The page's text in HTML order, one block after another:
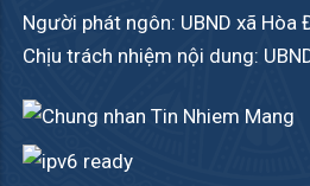
Người phát ngôn: UBND xã Hòa
Chịu trách nhiệm nội dung: